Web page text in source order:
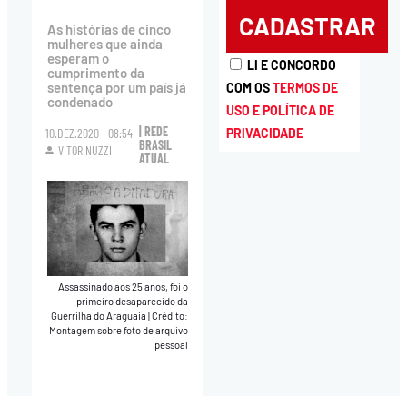
As histórias de cinco
mulheres que ainda
esperam o
cumprimento da
sentença por um país já
condenado
10.DEZ.2020 - 08:54
VITOR NUZZI
| REDE
BRASIL
ATUAL
Assassinado aos 25 anos, foi o
primeiro desaparecido da
Guerrilha do Araguaia|Crédito:
Montagem sobre foto de arquivo
pessoal
LI E CONCORDO
COM OSTERMOS DE
USO E POLÍTICA DE
PRIVACIDADE